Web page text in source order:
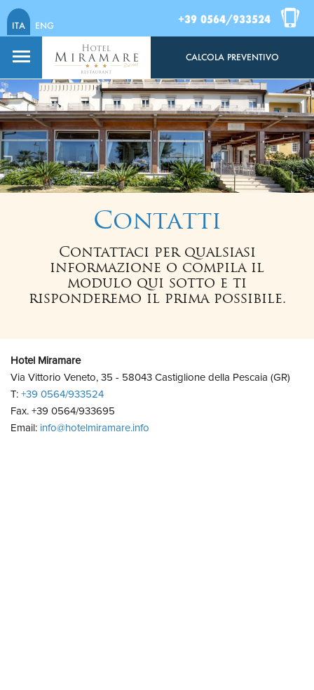
ITA ENG
CALCOLA PREVENTIVO
+39 0564/933524
Contatti
Contattaci per qualsiasi
informazione o compila il
modulo qui sotto e ti
risponderemo il prima possibile.
Hotel Miramare
Via Vittorio Veneto, 35 - 58043 Castiglione della Pescaia (GR)
T: +39 0564/933524
Fax. +39 0564/933695
Email: info@hotelmiramare.info